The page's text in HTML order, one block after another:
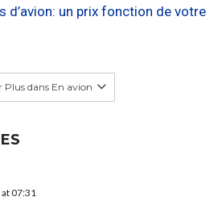
d’avion: un prix fonction de votre
Plus dans En avion
07:31